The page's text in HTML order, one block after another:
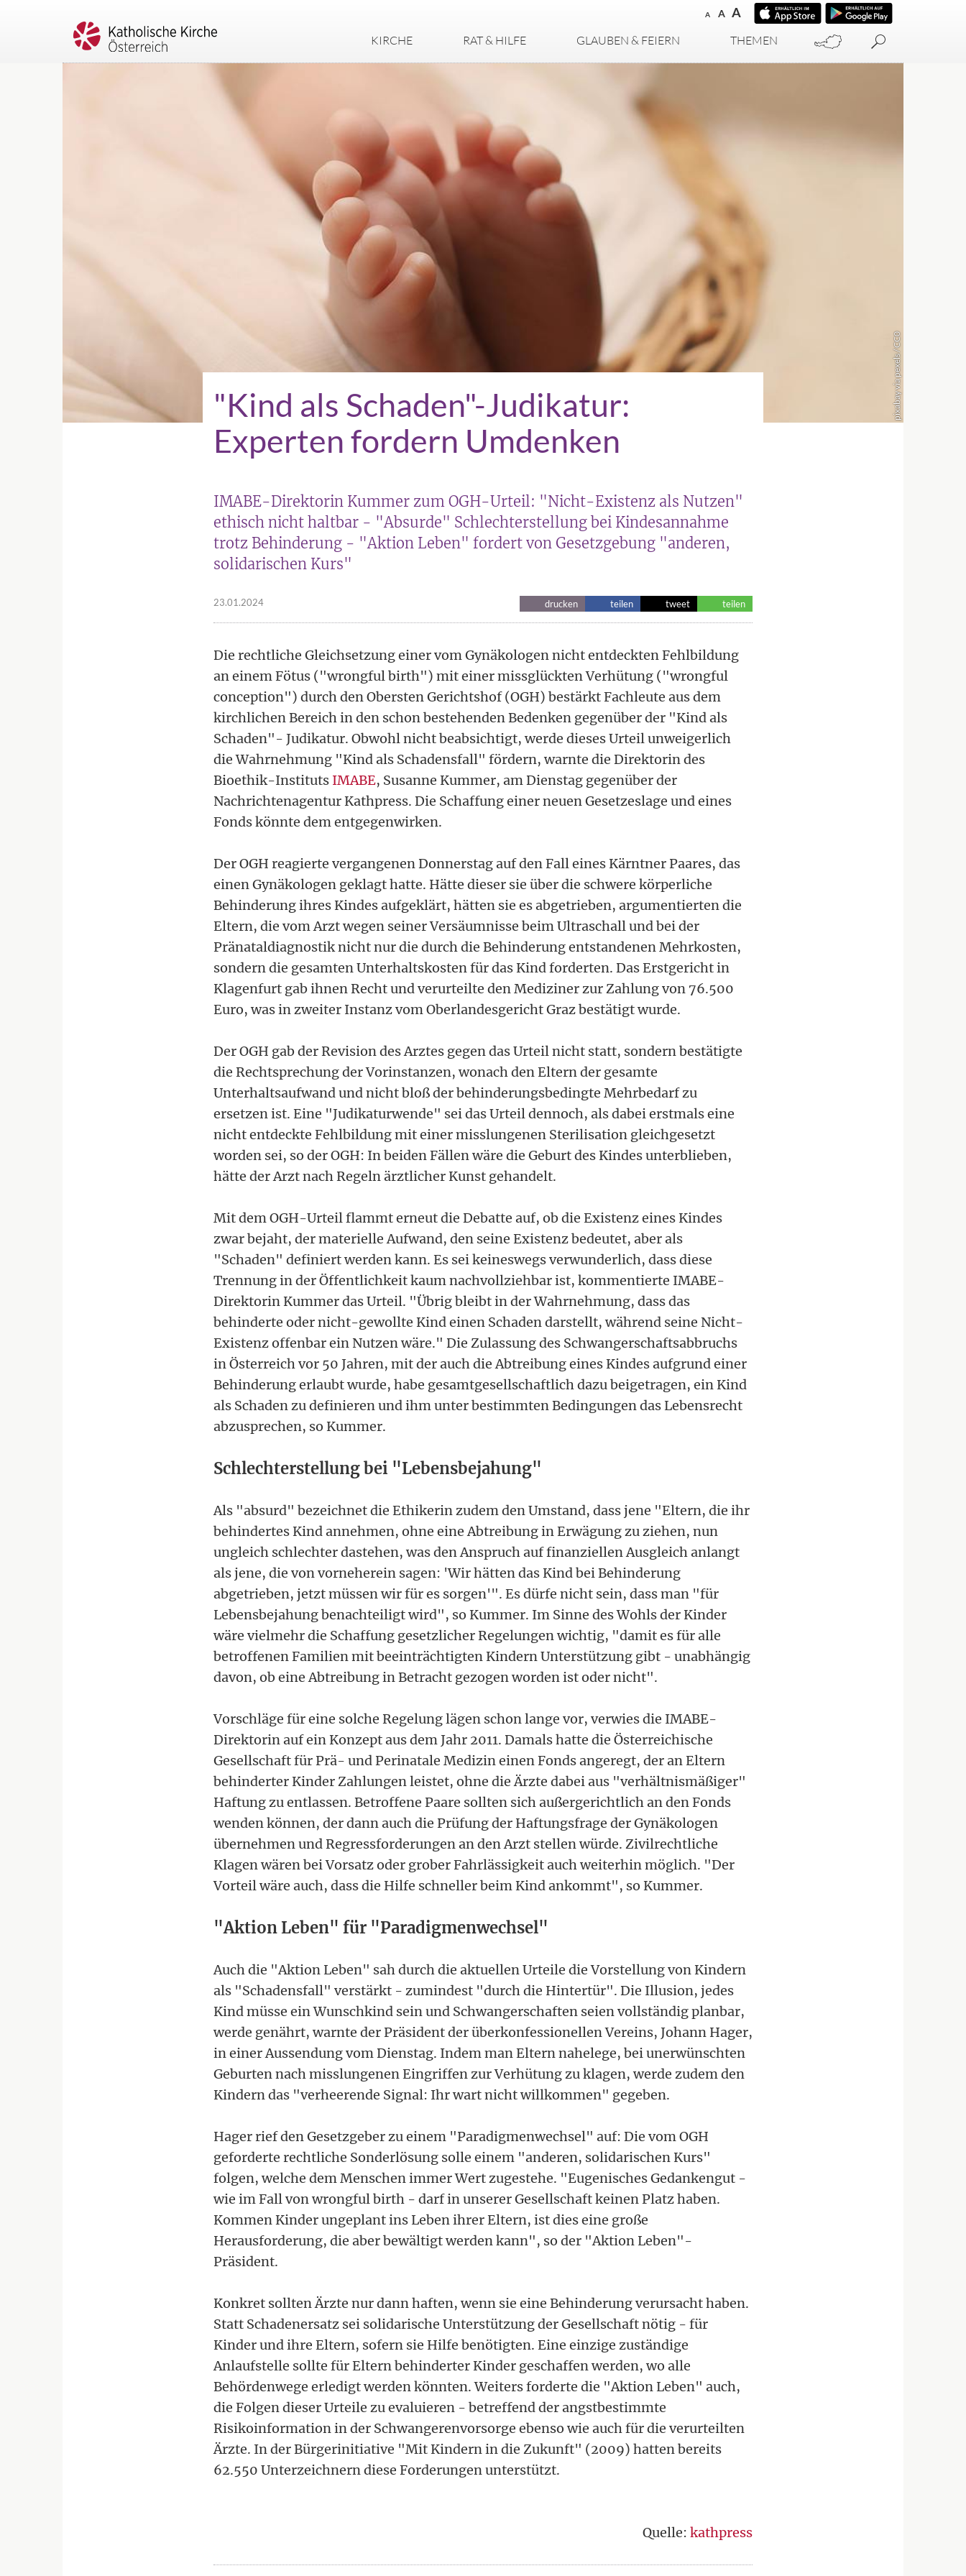
A A A
KIRCHE RAT & HILFE GLAUBEN & FEIERN THEMEN
pixabay via pexels / CC0
"Kind als Schaden"-Judikatur:
Experten fordern Umdenken
IMABE-Direktorin Kummer zum OGH-Urteil: "Nicht-Existenz als Nutzen"
ethisch nicht haltbar - "Absurde" Schlechterstellung bei Kindesannahme
trotz Behinderung - "Aktion Leben" fordert von Gesetzgebung "anderen,
solidarischen Kurs"
23.01.2024 drucken teilen tweet teilen
Die rechtliche Gleichsetzung einer vom Gynäkologen nicht entdeckten Fehlbildung
an einem Fötus ("wrongful birth") mit einer missglückten Verhütung ("wrongful
conception") durch den Obersten Gerichtshof (OGH) bestärkt Fachleute aus dem
kirchlichen Bereich in den schon bestehenden Bedenken gegenüber der "Kind als
Schaden"- Judikatur. Obwohl nicht beabsichtigt, werde dieses Urteil unweigerlich
die Wahrnehmung "Kind als Schadensfall" fördern, warnte die Direktorin des
Bioethik-Instituts IMABE, Susanne Kummer, am Dienstag gegenüber der
Nachrichtenagentur Kathpress. Die Schaffung einer neuen Gesetzeslage und eines
Fonds könnte dem entgegenwirken.
Der OGH reagierte vergangenen Donnerstag auf den Fall eines Kärntner Paares, das
einen Gynäkologen geklagt hatte. Hätte dieser sie über die schwere körperliche
Behinderung ihres Kindes aufgeklärt, hätten sie es abgetrieben, argumentierten die
Eltern, die vom Arzt wegen seiner Versäumnisse beim Ultraschall und bei der
Pränataldiagnostik nicht nur die durch die Behinderung entstandenen Mehrkosten,
sondern die gesamten Unterhaltskosten für das Kind forderten. Das Erstgericht in
Klagenfurt gab ihnen Recht und verurteilte den Mediziner zur Zahlung von 76.500
Euro, was in zweiter Instanz vom Oberlandesgericht Graz bestätigt wurde.
Der OGH gab der Revision des Arztes gegen das Urteil nicht statt, sondern bestätigte
die Rechtsprechung der Vorinstanzen, wonach den Eltern der gesamte
Unterhaltsaufwand und nicht bloß der behinderungsbedingte Mehrbedarf zu
ersetzen ist. Eine "Judikaturwende" sei das Urteil dennoch, als dabei erstmals eine
nicht entdeckte Fehlbildung mit einer misslungenen Sterilisation gleichgesetzt
worden sei, so der OGH: In beiden Fällen wäre die Geburt des Kindes unterblieben,
hätte der Arzt nach Regeln ärztlicher Kunst gehandelt.
Mit dem OGH-Urteil flammt erneut die Debatte auf, ob die Existenz eines Kindes
zwar bejaht, der materielle Aufwand, den seine Existenz bedeutet, aber als
"Schaden" definiert werden kann. Es sei keineswegs verwunderlich, dass diese
Trennung in der Öffentlichkeit kaum nachvollziehbar ist, kommentierte IMABE-
Direktorin Kummer das Urteil. "Übrig bleibt in der Wahrnehmung, dass das
behinderte oder nicht-gewollte Kind einen Schaden darstellt, während seine Nicht-
Existenz offenbar ein Nutzen wäre." Die Zulassung des Schwangerschaftsabbruchs
in Österreich vor 50 Jahren, mit der auch die Abtreibung eines Kindes aufgrund einer
Behinderung erlaubt wurde, habe gesamtgesellschaftlich dazu beigetragen, ein Kind
als Schaden zu definieren und ihm unter bestimmten Bedingungen das Lebensrecht
abzusprechen, so Kummer.
Schlechterstellung bei "Lebensbejahung"
Als "absurd" bezeichnet die Ethikerin zudem den Umstand, dass jene "Eltern, die ihr
behindertes Kind annehmen, ohne eine Abtreibung in Erwägung zu ziehen, nun
ungleich schlechter dastehen, was den Anspruch auf finanziellen Ausgleich anlangt
als jene, die von vorneherein sagen: 'Wir hätten das Kind bei Behinderung
abgetrieben, jetzt müssen wir für es sorgen'". Es dürfe nicht sein, dass man "für
Lebensbejahung benachteiligt wird", so Kummer. Im Sinne des Wohls der Kinder
wäre vielmehr die Schaffung gesetzlicher Regelungen wichtig, "damit es für alle
betroffenen Familien mit beeinträchtigten Kindern Unterstützung gibt - unabhängig
davon, ob eine Abtreibung in Betracht gezogen worden ist oder nicht".
Vorschläge für eine solche Regelung lägen schon lange vor, verwies die IMABE-
Direktorin auf ein Konzept aus dem Jahr 2011. Damals hatte die Österreichische
Gesellschaft für Prä- und Perinatale Medizin einen Fonds angeregt, der an Eltern
behinderter Kinder Zahlungen leistet, ohne die Ärzte dabei aus "verhältnismäßiger"
Haftung zu entlassen. Betroffene Paare sollten sich außergerichtlich an den Fonds
wenden können, der dann auch die Prüfung der Haftungsfrage der Gynäkologen
übernehmen und Regressforderungen an den Arzt stellen würde. Zivilrechtliche
Klagen wären bei Vorsatz oder grober Fahrlässigkeit auch weiterhin möglich. "Der
Vorteil wäre auch, dass die Hilfe schneller beim Kind ankommt", so Kummer.
"Aktion Leben" für "Paradigmenwechsel"
Auch die "Aktion Leben" sah durch die aktuellen Urteile die Vorstellung von Kindern
als "Schadensfall" verstärkt - zumindest "durch die Hintertür". Die Illusion, jedes
Kind müsse ein Wunschkind sein und Schwangerschaften seien vollständig planbar,
werde genährt, warnte der Präsident der überkonfessionellen Vereins, Johann Hager,
in einer Aussendung vom Dienstag. Indem man Eltern nahelege, bei unerwünschten
Geburten nach misslungenen Eingriffen zur Verhütung zu klagen, werde zudem den
Kindern das "verheerende Signal: Ihr wart nicht willkommen" gegeben.
Hager rief den Gesetzgeber zu einem "Paradigmenwechsel" auf: Die vom OGH
geforderte rechtliche Sonderlösung solle einem "anderen, solidarischen Kurs"
folgen, welche dem Menschen immer Wert zugestehe. "Eugenisches Gedankengut -
wie im Fall von wrongful birth - darf in unserer Gesellschaft keinen Platz haben.
Kommen Kinder ungeplant ins Leben ihrer Eltern, ist dies eine große
Herausforderung, die aber bewältigt werden kann", so der "Aktion Leben"-
Präsident.
Konkret sollten Ärzte nur dann haften, wenn sie eine Behinderung verursacht haben.
Statt Schadenersatz sei solidarische Unterstützung der Gesellschaft nötig - für
Kinder und ihre Eltern, sofern sie Hilfe benötigten. Eine einzige zuständige
Anlaufstelle sollte für Eltern behinderter Kinder geschaffen werden, wo alle
Behördenwege erledigt werden könnten. Weiters forderte die "Aktion Leben" auch,
die Folgen dieser Urteile zu evaluieren - betreffend der angstbestimmte
Risikoinformation in der Schwangerenvorsorge ebenso wie auch für die verurteilten
Ärzte. In der Bürgerinitiative "Mit Kindern in die Zukunft" (2009) hatten bereits
62.550 Unterzeichnern diese Forderungen unterstützt.
Quelle: kathpress